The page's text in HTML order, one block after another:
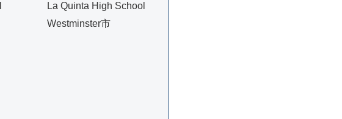
La Quinta High School
Westminster市